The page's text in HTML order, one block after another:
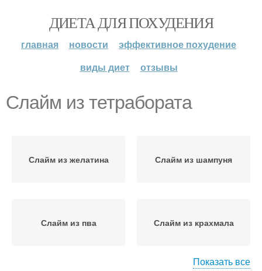
ДИЕТА ДЛЯ ПОХУДЕНИЯ
главная новости
эффективное похудение
виды диет
отзывы
Слайм из тетрабората
Слайм из желатина Слайм из шампуня
Слайм из пва Слайм из крахмала
Показать все